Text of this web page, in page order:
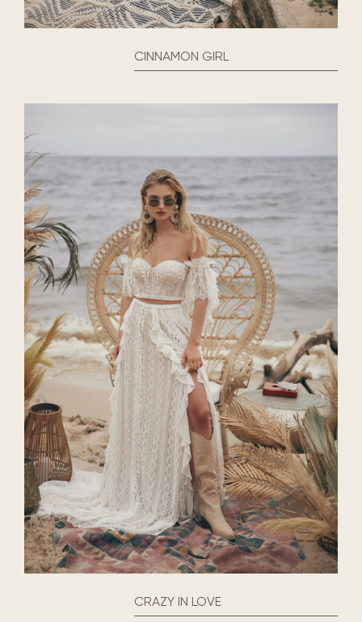
CINNAMON GIRL
CRAZY IN LOVE